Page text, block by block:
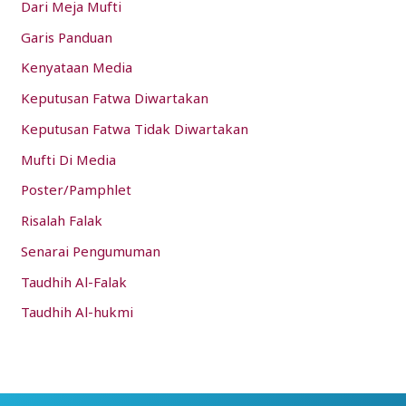
Dari Meja Mufti
Garis Panduan
Kenyataan Media
Keputusan Fatwa Diwartakan
Keputusan Fatwa Tidak Diwartakan
Mufti Di Media
Poster/Pamphlet
Risalah Falak
Senarai Pengumuman
Taudhih Al-Falak
Taudhih Al-hukmi